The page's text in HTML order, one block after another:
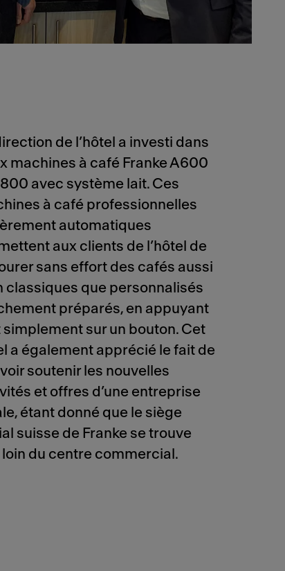
de l’hôtel a investi dans
machines à café Franke A600
avec système lait. Ces
à café professionnelles
automatiques
aux clients de l’hôtel de
sans effort des cafés aussi
classiques que personnalisés
préparés, en appuyant
simplement sur un bouton. Cet
a également apprécié le fait de
soutenir les nouvelles
et offres d’une entreprise
étant donné que le siège
suisse de Franke se trouve
loin du centre commercial.